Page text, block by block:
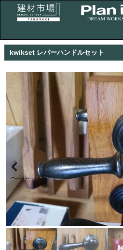
kwikset レバーハンドルセット
Previous